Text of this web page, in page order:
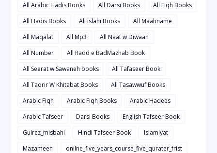
All Arabic Hadis Books
All Darsi Books
All Fiqh Books
All Hadis Books
All islahi Books
All Maahname
All Maqalat
All Mp3
All Naat w Diwaan
All Number
All Radd e BadMazhab Book
All Seerat w Sawaneh books
All Tafaseer Book
All Taqrir W Khitabat Books
All Tasawwuf Books
Arabic Fiqh
Arabic Fiqh Books
Arabic Hadees
Arabic Tafseer
Darsi Books
English Tafseer Book
Gulrez_misbahi
Hindi Tafseer Book
Islamiyat
Mazameen
onilne_five_years_course_five_qurater_frist